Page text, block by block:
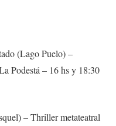
(Lago Puelo) –
Podestá – 16 hs y 18:30
– Thriller metateatral